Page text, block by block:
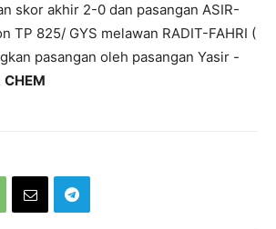
skor akhir 2-0 dan pasangan ASIR-
TP 825/ GYS melawan RADIT-FAHRI (
pasangan oleh pasangan Yasir -
CHEM